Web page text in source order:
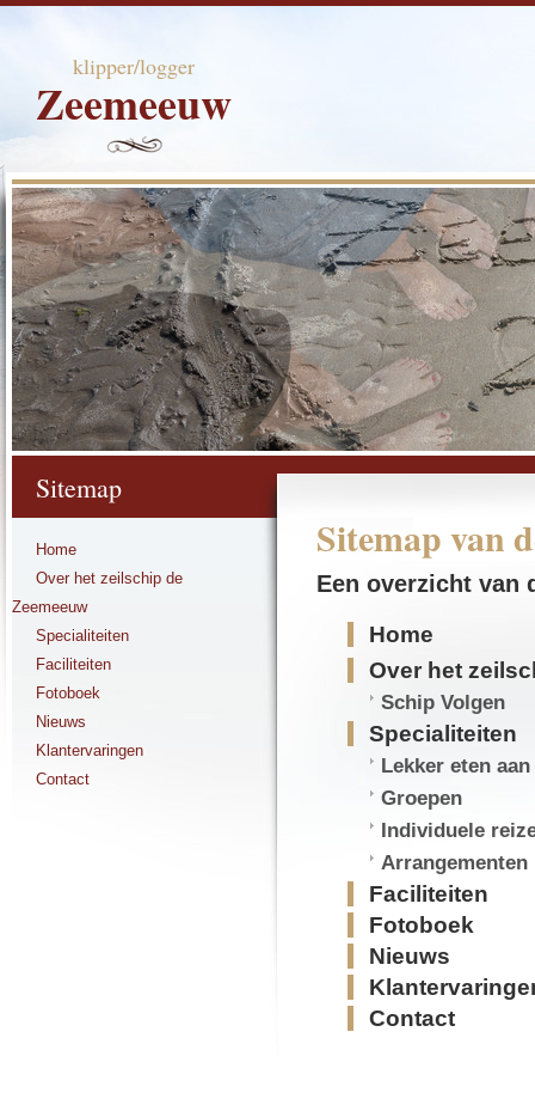
klipper/logger
Zeemeeuw
Sitemap
Home
Over het zeilschip de
Zeemeeuw
Specialiteiten
Faciliteiten
Fotoboek
Nieuws
Klantervaringen
Contact
Sitemap van
Een overzicht van
Home
Over het
Schip Volgen
Specialiteiten
Lekker eten
Groepen
Individuele
Arrangementen
Faciliteiten
Fotoboek
Nieuws
Contact